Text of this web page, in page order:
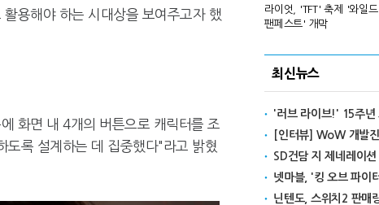
용해야 하는 시대상을 보여주고자 했
화면 내 4개의 버튼으로 캐릭터를 조
도록 설계하는 데 집중했다"라고 밝혔
달리고 헌혈하고…'블루아
카' 이색 사회공헌
카카오게임즈, 내년 흑자 전
환 자신
라이엇, 'TFT' 축제 '와일드
팬페스트' 개막
최신뉴스